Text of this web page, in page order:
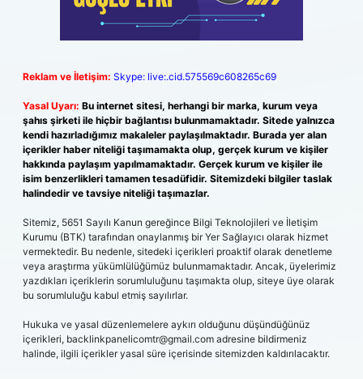
Reklam ve İletişim: Skype: live:.cid.575569c608265c69
Yasal Uyarı: Bu internet sitesi, herhangi bir marka, kurum veya
şahıs şirketi ile hiçbir bağlantısı bulunmamaktadır. Sitede yalnızca
kendi hazırladığımız makaleler paylaşılmaktadır. Burada yer alan
içerikler haber niteliği taşımamakta olup, gerçek kurum ve kişiler
hakkında paylaşım yapılmamaktadır. Gerçek kurum ve kişiler ile
isim benzerlikleri tamamen tesadüfidir. Sitemizdeki bilgiler taslak
halindedir ve tavsiye niteliği taşımazlar.
Sitemiz, 5651 Sayılı Kanun gereğince Bilgi Teknolojileri ve İletişim
Kurumu (BTK) tarafından onaylanmış bir Yer Sağlayıcı olarak hizmet
vermektedir. Bu nedenle, sitedeki içerikleri proaktif olarak denetleme
veya araştırma yükümlülüğümüz bulunmamaktadır. Ancak, üyelerimiz
yazdıkları içeriklerin sorumluluğunu taşımakta olup, siteye üye olarak
bu sorumluluğu kabul etmiş sayılırlar.
Hukuka ve yasal düzenlemelere aykırı olduğunu düşündüğünüz
içerikleri, backlinkpanelicomtr@gmail.com adresine bildirmeniz
halinde, ilgili içerikler yasal süre içerisinde sitemizden kaldırılacaktır.